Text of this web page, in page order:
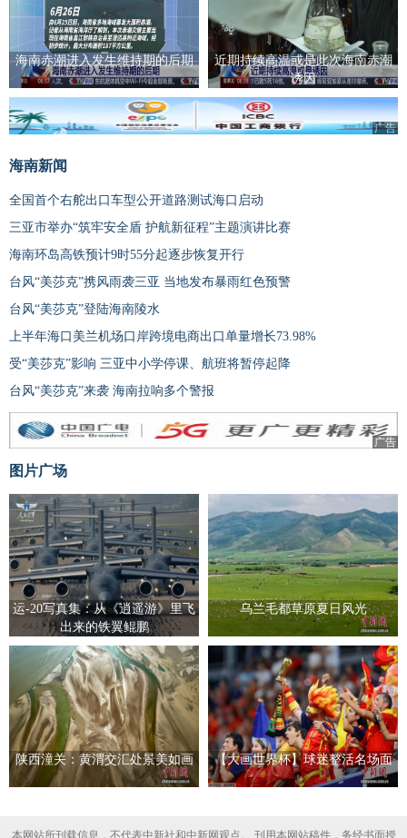
海南赤潮进入发生维持期的后期
近期持续高温或是此次海南赤潮
诱因
广告
海南新闻
全国首个右舵出口车型公开道路测试海口启动
三亚市举办“筑牢安全盾 护航新征程”主题演讲比赛
海南环岛高铁预计9时55分起逐步恢复开行
台风“美莎克”携风雨袭三亚 当地发布暴雨红色预警
台风“美莎克”登陆海南陵水
上半年海口美兰机场口岸跨境电商出口单量增长73.98%
受“美莎克”影响 三亚中小学停课、航班将暂停起降
台风“美莎克”来袭 海南拉响多个警报
广告
图片广场
运-20写真集：从《逍遥游》里飞
出来的铁翼鲲鹏
乌兰毛都草原夏日风光
陕西潼关：黄渭交汇处景美如画 【大画世界杯】球迷整活名场面